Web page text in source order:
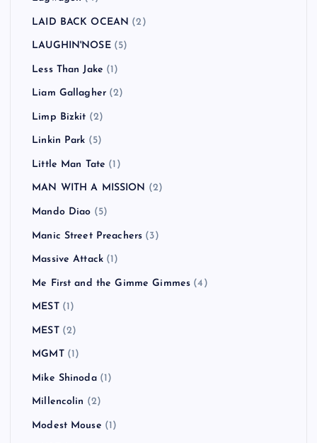
LAID BACK OCEAN (2)
LAUGHIN'NOSE(5)
Less Than Jake (1)
Liam Gallagher (2)
Limp Bizkit (2)
Linkin Park (5)
Little Man Tate (1)
MAN WITH A MISSION (2)
Mando Diao (5)
Manic Street Preachers (3)
Massive Attack (1)
Me First and the Gimme Gimmes (4)
MEST(1)
MEST(2)
MGMT(1)
Mike Shinoda(1)
Millencolin (2)
Modest Mouse (1)